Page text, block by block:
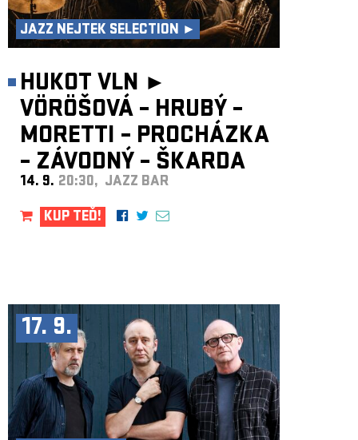
JAZZ NEJTEK SELECTION ►
HUKOT VLN ►
VÖRÖŠOVÁ – HRUBÝ –
MORETTI – PROCHÁZKA
– ZÁVODNÝ – ŠKARDA
14. 9. 20:30, JAZZ BAR
KUP TEĎ!
17. 9.